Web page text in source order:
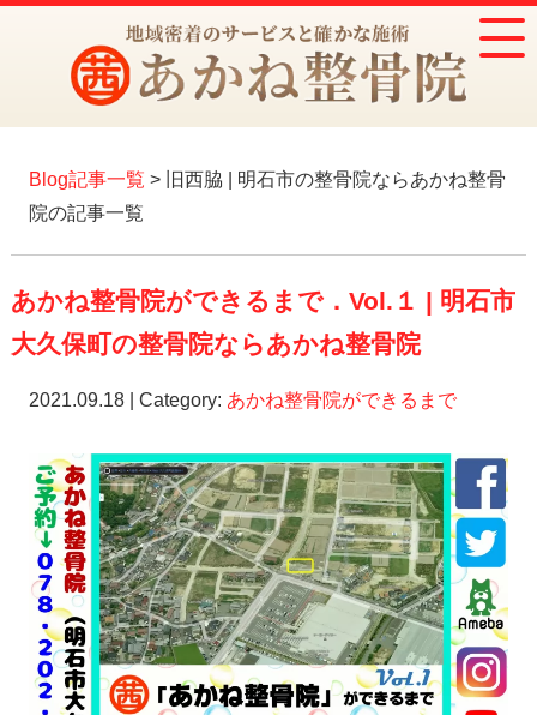
Blog記事一覧 > 旧西脇 | 明石市の整骨院ならあかね整骨
院の記事一覧
あかね整骨院ができるまで．Vol.１ | 明石市
大久保町の整骨院ならあかね整骨院
2021.09.18 | Category: あかね整骨院ができるまで